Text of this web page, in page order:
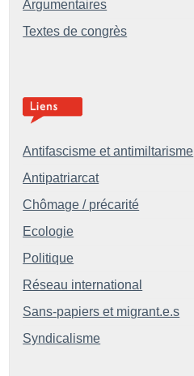
Argumentaires
Textes de congrès
Antifascisme et antimiltarisme
Antipatriarcat
Chômage / précarité
Ecologie
Politique
Réseau international
Sans-papiers et migrant.e.s
Syndicalisme